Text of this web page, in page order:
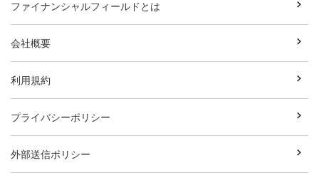
ファイナンシャルフィールドとは
会社概要
利用規約
プライバシーポリシー
外部送信ポリシー